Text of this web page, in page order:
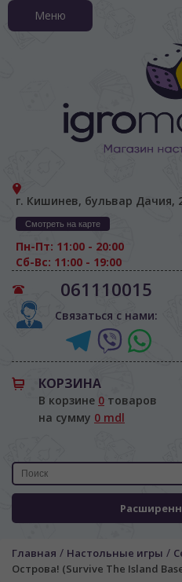
г. Кишинев, бульвар Дачия,
Смотреть на карте
Пн-Пт: 11:00 - 20:00
Сб-Вс: 11:00 - 19:00
061110015
Связаться с нами:
КОРЗИНА
В корзине 0 товаров
на сумму 0 mdl
Меню
Главная / Настольные игры /
Острова! (Survive The Island